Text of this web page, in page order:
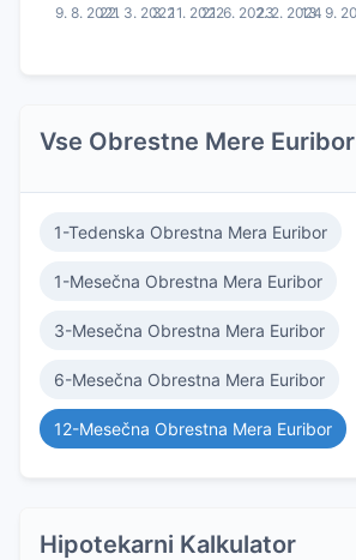
Vse Obrestne Mere Euribor
1-Tedenska Obrestna Mera Euribor
1-Mesečna Obrestna Mera Euribor
3-Mesečna Obrestna Mera Euribor
6-Mesečna Obrestna Mera Euribor
12-Mesečna Obrestna Mera Euribor
Hipotekarni Kalkulator